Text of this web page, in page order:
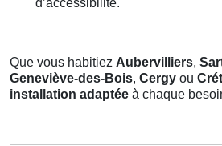
Que vous habitiez Aubervilliers,
Geneviève-des-Bois, Cergy ou
installation adaptée à chaque